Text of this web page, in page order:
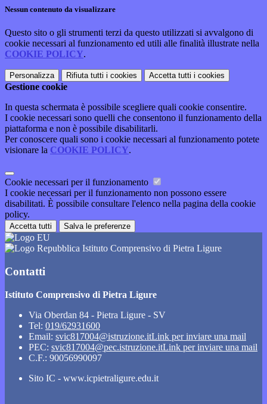
Nessun contenuto da visualizzare
Questo sito o gli strumenti terzi da questo utilizzati si avvalgono di
cookie necessari al funzionamento ed utili alle finalità illustrate nella
COOKIE POLICY.
Personalizza Rifiuta tutti i cookies Accetta tutti i cookies
Gestione cookie
In questa schermata è possibile scegliere quali cookie consentire.
I cookie necessari sono quelli che consentono il funzionamento della
piattaforma e non è possibile disabilitarli.
Per conoscere quali sono i cookie necessari al funzionamento potete
visionare la COOKIE POLICY.
Cookie necessari per il funzionamento
I cookie necessari per il funzionamento non possono essere
disabilitati. È possibile consultare l'elenco nella pagina della cookie
policy.
Accetta tutti Salva le preferenze
Istituto Comprensivo di Pietra Ligure
Contatti
Istituto Comprensivo di Pietra Ligure
Via Oberdan 84 - Pietra Ligure - SV
Tel: 019/62931600
Email: svic817004@istruzione.itLink per inviare una mail
PEC: svic817004@pec.istruzione.itLink per inviare una mail
C.F.: 90056990097
Sito IC - www.icpietraligure.edu.it